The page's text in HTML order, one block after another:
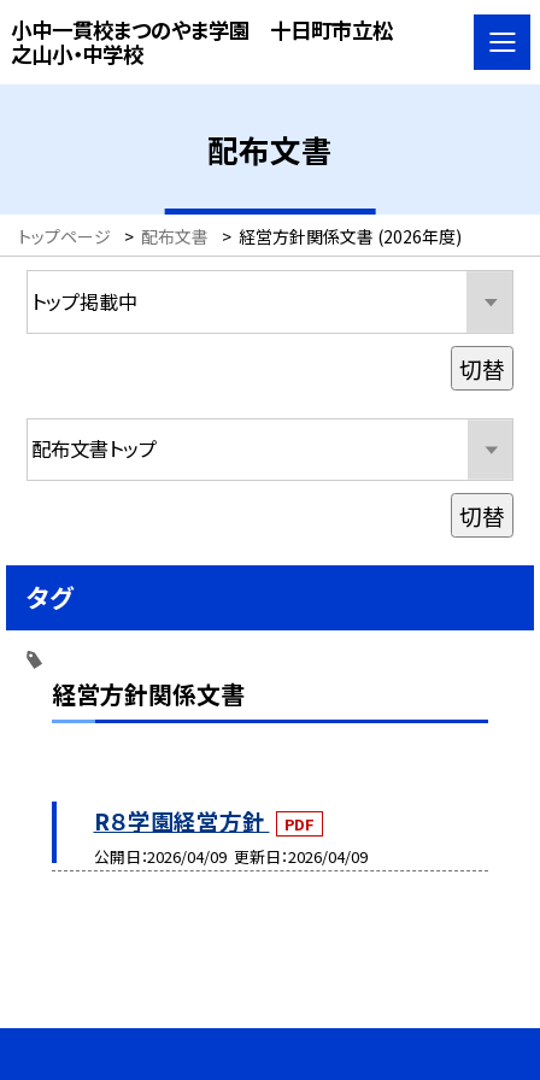
小中一貫校まつのやま学園 十日町市立松
之山小・中学校
配布文書
トップページ > 配布文書 > 経営方針関係文書 (2026年度)
経営方針関係文書
R８学園経営方針
PDF
公開日 2026/04/09 更新日 2026/04/09
切替
切替
タグ